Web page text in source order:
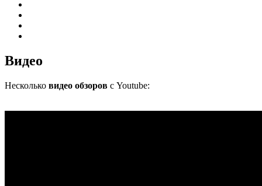
Видео
Несколько видео обзоров с Youtube: